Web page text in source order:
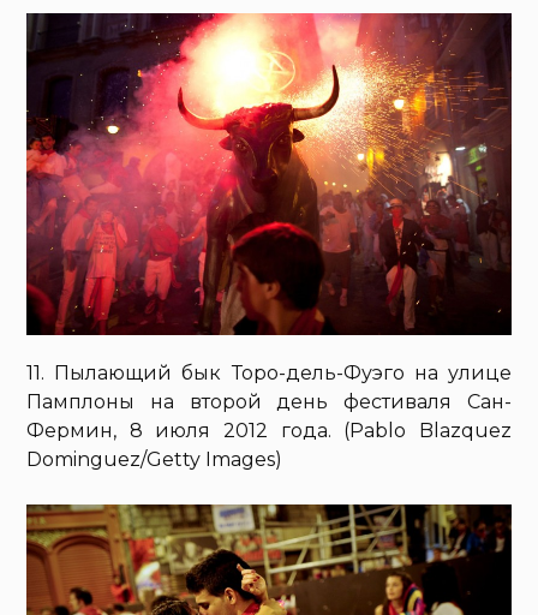
11. Пылающий бык Торо-дель-Фуэго на улице
Памплоны на второй день фестиваля Сан-
Фермин, 8 июля 2012 года. (Pablo Blazquez
Dominguez/Getty Images)